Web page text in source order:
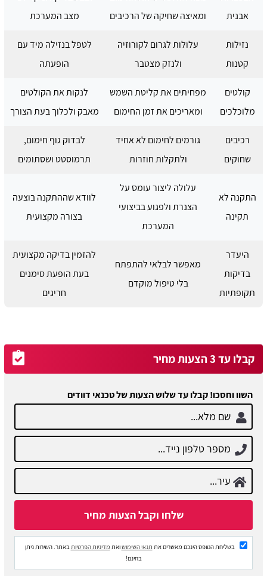
אבנית
ומאיצה שחיקה של הרכיבים
מצב המערכת
נזילות
קטנות
עלולות לגרום לקורוזיה
ולנזק מצטבר
לטפל בנזילה מיד עם
הופעתה
קולטים
מלוכלכים
מפחיתים את קליטת השמש
ומאריכים את זמן החימום
לנקות את הקולטים
מאבק ולכלוך בעת הצורך
רכיבים
שחוקים
גורמים לחימום לא אחיד
ולתקלות חוזרות
לבדוק גוף חימום,
תרמוסטט ושסתומים
התקנה לא
תקינה
עלולה ליצור עומס על
הצנרת ולפגוע בביצועי
המערכת
לוודא שההתקנה בוצעה
בצורה מקצועית
היעדר
בדיקות
תקופתיות
מאפשר לבלאי להתפתח
בלי טיפול מוקדם
להזמין בדיקה מקצועית
בעת הופעת סימנים
חריגים
קבלו עד 3 הצעות מחיר
השוו וחסכו! קבלו עד שלוש הצעות של טכנאי דוודים
בשליחת הטופס הינכם מאשרים את תנאי השימושואת מדיניות הפרטיותבאתר. השירות ניתן
בחינם!